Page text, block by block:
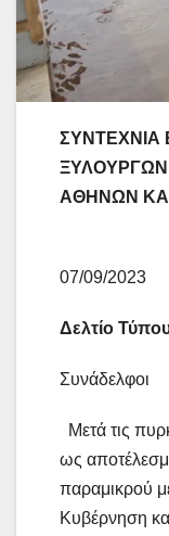
ΣΥΝΤΕΧΝΙΑ
ΑΘΗΝΩΝ
07/09/2023
Δελτίο
Συνάδελφοι
Μετά τις
ως
παραμικρού
Κυβέρνηση